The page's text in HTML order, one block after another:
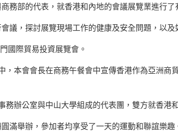
務部的代表，就香港和內地的會議展覽業進行了
議，探討展覽現場工作的健康及安全問題，以
國際貿易投資展覽會。
本會會長在商務午餐會中宣傳香港作為亞洲商
辦公室與中山大學組成的代表團，雙方就香港
滿舉辦，參加者均享受了一天的運動和聯誼樂趣